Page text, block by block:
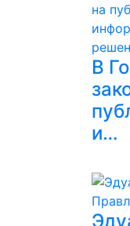
В
и…